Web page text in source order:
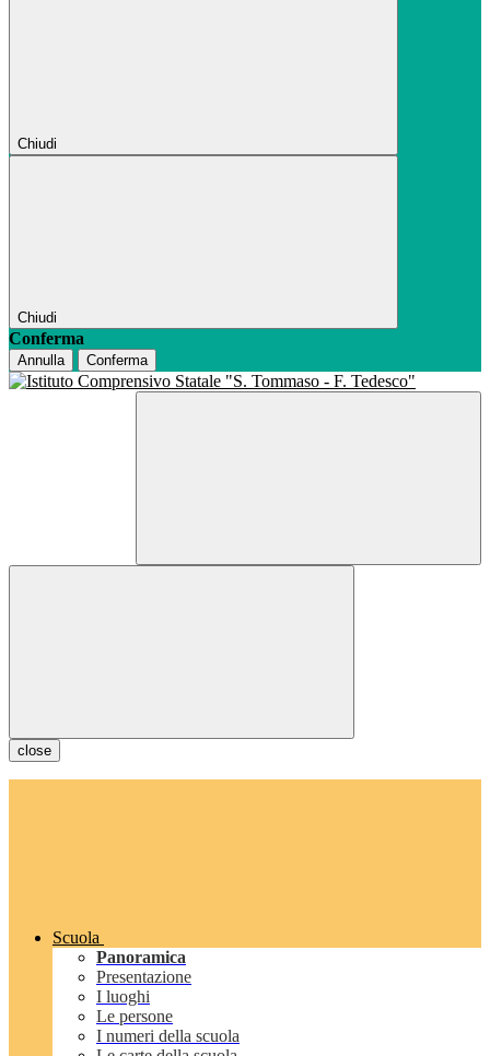
Chiudi
Chiudi
Conferma
Annulla Conferma
close
Scuola
Panoramica
Presentazione
I luoghi
Le persone
I numeri della scuola